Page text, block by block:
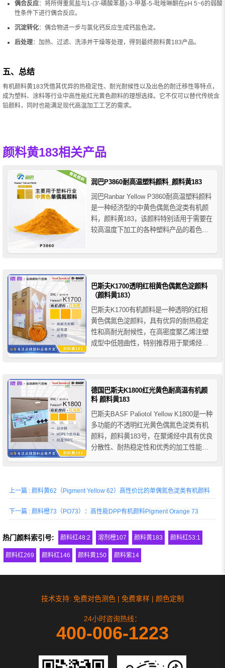
偶合反应：将所得重氮盐与1-(3'-磺酸苯基)-3-甲基-5-吡唑啉酮在pH 5~6的弱酸
性条件下进行偶合反应。
沉淀转化：偶合物进一步与氯化钙反应生成钙盐色淀。
后处理：加热、过滤、洗涤并干燥等处理，得到最终颜料黄183产品。
五、总结
有机颜料黄183凭借其优异的热稳定性、耐光耐候性以及出色的耐迁移性等特点，
成为塑料、涂料等行业中高性能红光黄色颜料的理想选择。它不仅可以替代传统含
铅颜料，同时也能满足现代高温加工工艺的需求。
颜料黄183相关产品
润巴P3860耐高温塑料颜料_颜料黄183
润巴Ranbar Yellow P3860耐高温塑料颜料
是一种经济型的中黄色偶氮色淀类有机颜
料，颜料黄183，该颜料特别适用于需要在
较高温度下加工的各种塑料产品的着色，
性，它的色相略微偏红光黄色，着色力相
巴斯夫K1700透明红相黄色偶氮色淀颜料
（颜料黄183）
巴斯夫K1700有机颜料是一种透明的红相
黄色偶氮色淀颜料，具有优异的耐热稳定
性和高耐光耐候性，在高密度聚乙烯注塑
成型中低翘曲性，特别推荐用于聚烯烃薄
德国巴斯夫K1800红光黄色耐高温有机颜
料 颜料黄183
巴斯夫BASF Paliotol Yellow K1800是一种
多功能的不透明红光黄色偶氮色淀类有机
颜料，颜料黄183号，在聚烯烃中具有优良
分散性、耐热稳定性和优秀的加工性能，
较差，因此推荐用于室内用途以...
上一篇 : 颜料黄62（Pigment Yellow 62）高性价比的单偶氮色淀类有机颜料
下一篇 : 颜料橙73（PO73）：高性能DPP有机颜料Pigment Orange 73
热门颜料索引号: 颜料红48:2 溶剂橙107 颜料黄183 颜料红53:1
颜料红269 颜料红146 颜料黄150 颜料紫14
技术支持: 免费对色测色 | 免费拿样 | 颜色定制
24小时咨询热线：
400-006-1223